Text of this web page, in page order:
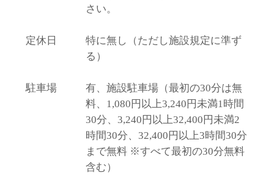
さい。
定休日
特に無し（ただし施設規定に準ず
る）
駐車場
有、施設駐車場（最初の30分は無
料、1,080円以上3,240円未満1時間
30分、3,240円以上32,400円未満2
時間30分、32,400円以上3時間30分
まで無料 ※すべて最初の30分無料
含む）